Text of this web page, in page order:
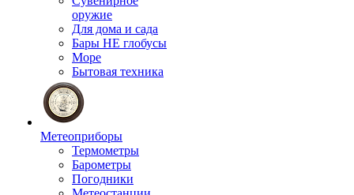
оружие
Для дома и сада
Бары НЕ глобусы
Море
Бытовая техника
Метеоприборы
Термометры
Барометры
Погодники